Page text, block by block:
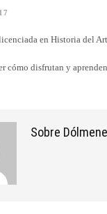
en Historia del
cómo disfrutan y
Sobre